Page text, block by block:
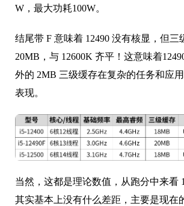
W，最大功耗100W。
结尾带 F 意味着 12490 没有核显，但三
20MB，与 12600K 齐平！这意味着
外的 2MB 三级缓存在复杂的任务和应
表现。
当然，这都是理论数值，从跑分中来看
其实基本上没有什么差距，主要是现在